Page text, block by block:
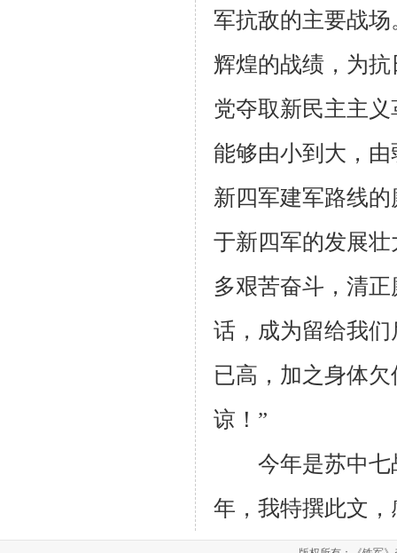
军抗敌的主要战
辉煌的战绩，为
党夺取新民主主
能够由小到大，
新四军建军路线
于新四军的发展
多艰苦奋斗，清
话，成为留给我
已高，加之身体
谅！”
今年是苏中七
年，我特撰此文